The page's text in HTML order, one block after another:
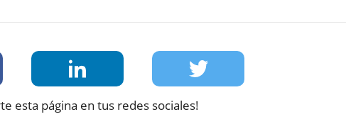
esta página en tus redes sociales!